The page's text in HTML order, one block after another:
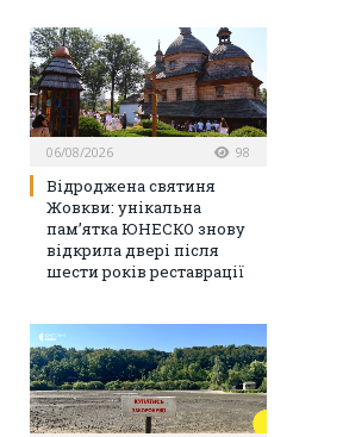
06/08/2026 98
Відроджена святиня
Жовкви: унікальна
пам’ятка ЮНЕСКО знову
відкрила двері після
шести років реставрації